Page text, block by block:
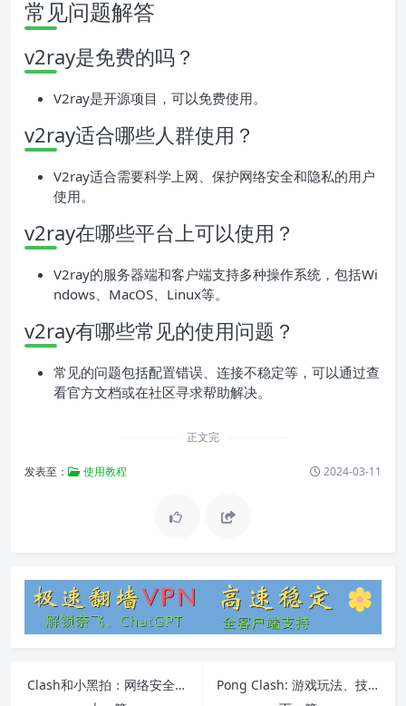
常见问题解答
v2ray是免费的吗？
V2ray是开源项目，可以免费使用。
v2ray适合哪些人群使用？
V2ray适合需要科学上网、保护网络安全和隐私的用户
使用。
v2ray在哪些平台上可以使用？
V2ray的服务器端和客户端支持多种操作系统，包括Wi
ndows、MacOS、Linux等。
v2ray有哪些常见的使用问题？
常见的问题包括配置错误、连接不稳定等，可以通过查
看官方文档或在社区寻求帮助解决。
正文完
发表至： 使用教程 2024-03-11
Clash和小黑拍：网络安全与隐私保护的利器
Pong Clash: 游戏玩法、技巧、常见问题和软件安装教程